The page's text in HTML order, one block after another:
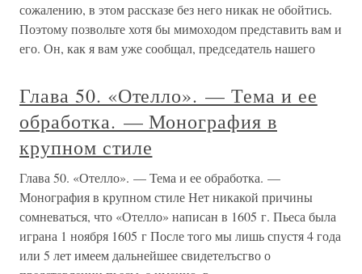
сожалению, в этом рассказе без него никак не обойтись.
Поэтому позвольте хотя бы мимоходом представить вам и
его. Он, как я вам уже сообщал, председатель нашего
Глава 50. «Отелло». — Тема и ее
обработка. — Монография в
крупном стиле
Глава 50. «Отелло». — Тема и ее обработка. —
Монография в крупном стиле Нет никакой причины
сомневаться, что «Отелло» написан в 1605 г. Пьеса была
играна 1 ноября 1605 г После того мы лишь спустя 4 года
или 5 лет имеем дальнейшее свидетелъсгво о